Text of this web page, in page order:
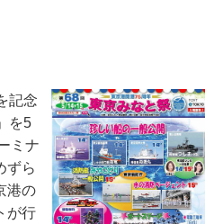
記念
を5
ミナ
ずら
港の
が行